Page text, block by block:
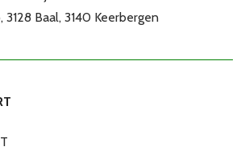
3128 Baal 3140 Keerbergen